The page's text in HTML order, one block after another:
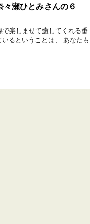
瀬ひとみさんの６
楽しませて癒してくれる番
るということは、 あなたも